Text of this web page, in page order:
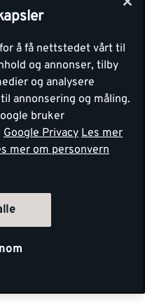
å få nettstedet vårt til
og annonser, tilby
og analysere
annonsering og måling.
bruker
Google Privacy Les mer
mer om personvern